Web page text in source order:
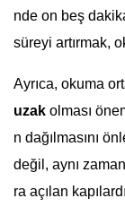
nde on beş
süreyi artırmak,
Ayrıca, okuma
uzak olması
n dağılmasını
değil, aynı
ra açılan